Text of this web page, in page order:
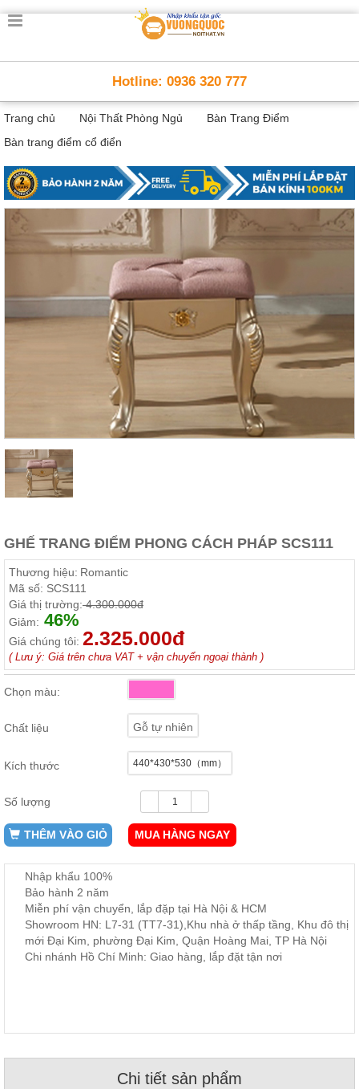
Trang
Thông
Minh
Nội
thất
minh
Nội
Trẻ
Em
bàn
sách
Bàn
trà...
Nội
Phòng
Giường
áo, bàn
trang
điểm
Nội
Thất
ăn,
kệ
Nội
Thất
Ban
Công,
Vườn
Trang
Hotline: 0936 320 777
Trang chủ Nội Thất Phòng Ngủ
Bàn Trang Điểm
Bàn trang điểm cổ điển
GHẾ TRANG ĐIỂM PHONG CÁCH PHÁP SCS111
Thương hiệu: Romantic
Mã số: SCS111
Giá thị trường:4.300.000đ
Giảm: 46%
Giá chúng tôi: 2.325.000đ
( Lưu ý: Giá trên chưa VAT + vận chuyển ngoại thành )
Chọn màu:
Chất liệu Gỗ tự nhiên
Kích thước 440*430*530（mm）
Số lượng
THÊM VÀO GIỎ MUA HÀNG NGAY
Nhập khẩu 100%
Bảo hành 2 năm
Miễn phí vận chuyển, lắp đặp tại Hà Nội & HCM
Showroom HN: L7-31 (TT7-31),Khu nhà ở thấp tầng, Khu đô thị
mới Đại Kim, phường Đại Kim, Quận Hoàng Mai, TP Hà Nội
Chi nhánh Hồ Chí Minh: Giao hàng, lắp đặt tận nơi
Chi tiết sản phẩm